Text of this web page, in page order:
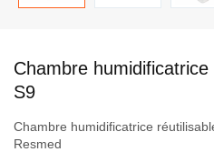
début
de
Galerie
Chambre
S9
Chambre humidificatrice
Resmed